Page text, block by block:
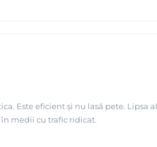
Este eficient și nu lasă pete. Lipsa
medii cu trafic ridicat.